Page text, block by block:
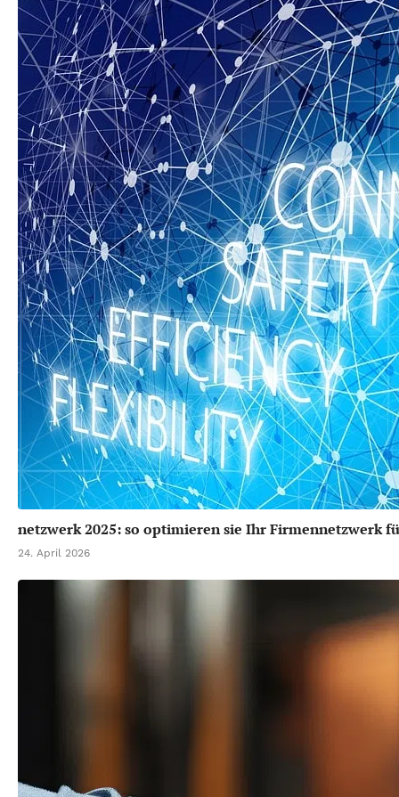
netzwerk 2025: so optimieren sie Ihr Firmennetzwerk
24. April 2026